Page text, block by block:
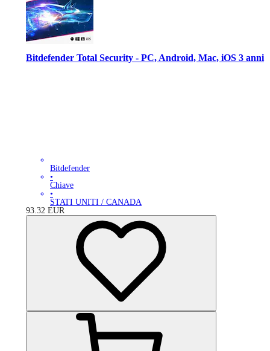
Bitdefender Total Security - PC, Android, Mac, iOS 3 anni
Bitdefender
•
Chiave
•
STATI UNITI / CANADA
93.32 EUR